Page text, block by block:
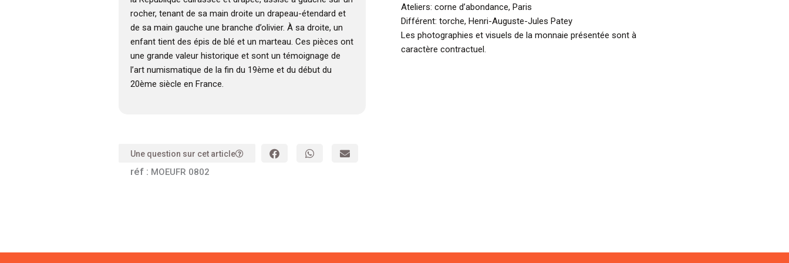
rocher, tenant de sa main droite un drapeau-étendard et
de sa main gauche une branche d’olivier. À sa droite, un
enfant tient des épis de blé et un marteau. Ces pièces ont
une grande valeur historique et sont un témoignage de
l’art numismatique de la fin du 19ème et du début du
20ème siècle en France.
Une question sur cet article
réf : MOEUFR 0802
Ateliers: corne d’abondance, Paris
Différent: torche, Henri-Auguste-Jules Patey
Les photographies et visuels de la monnaie présentée sont à
caractère contractuel.